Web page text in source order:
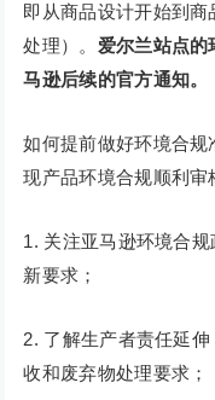
即从商品设计开始到
处理）。 爱尔兰站点的
马逊后续的官方通知。
如何提前做好环境合
现产品环境合规顺利审
1. 关注亚马逊环境合
新要求；
2. 了解生产者责任延
收和废弃物处理要求；